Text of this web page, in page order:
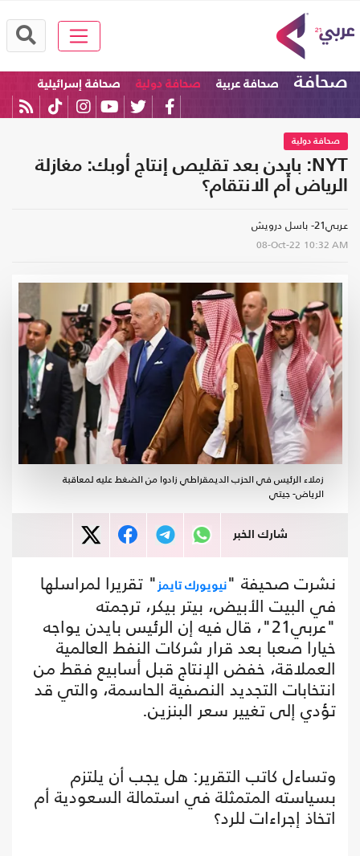
صحافة صحافة عربية صحافة دولية صحافة إسرائيلية
صحافة دولية
NYT: بايدن بعد تقليص إنتاج أوبك: مغازلة
الرياض أم الانتقام؟
عربي21- باسل درويش
08-Oct-22 10:32 AM
زملاء الرئيس في الحزب الديمقراطي زادوا من الضغط عليه لمعاقبة
الرياض- جيتي
شارك الخبر
نشرت صحيفة "نيويورك تايمز" تقريرا لمراسلها
في البيت الأبيض، بيتر بيكر، ترجمته
"عربي21"، قال فيه إن الرئيس بايدن يواجه
خيارا صعبا بعد قرار شركات النفط العالمية
العملاقة، خفض الإنتاج قبل أسابيع فقط من
انتخابات التجديد النصفية الحاسمة، والتي قد
تؤدي إلى تغيير سعر البنزين.
وتساءل كاتب التقرير: هل يجب أن يلتزم
بسياسته المتمثلة في استمالة السعودية أم
اتخاذ إجراءات للرد؟